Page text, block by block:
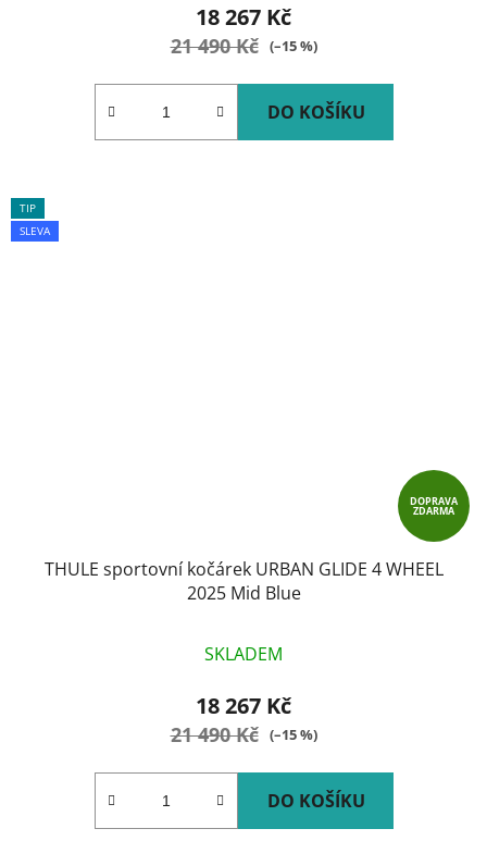
18 267 Kč
21 490 Kč (–15 %)
DO KOŠÍKU
TIP
SLEVA
DOPRAVA
ZDARMA
THULE sportovní kočárek URBAN GLIDE 4 WHEEL
2025 Mid Blue
SKLADEM
18 267 Kč
21 490 Kč (–15 %)
DO KOŠÍKU